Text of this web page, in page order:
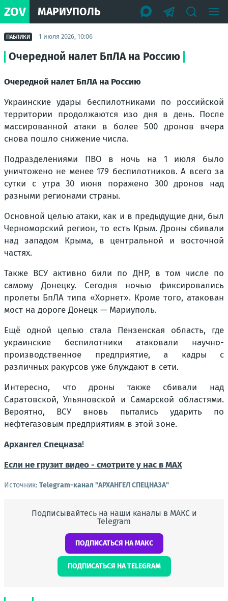
ZOV МАРИУПОЛЬ
ПАБЛИКИ 1 июля 2026, 10:06
Очередной налет БпЛА на Россию
Очередной налет БпЛА на Россию
Украинские удары беспилотниками по российской
территории продолжаются изо дня в день. После
массированной атаки в более 500 дронов вчера
снова пошло снижение числа.
Подразделениями ПВО в ночь на 1 июля было
уничтожено не менее 179 беспилотников. А всего за
сутки с утра 30 июня поражено 300 дронов над
разными регионами страны.
Основной целью атаки, как и в предыдущие дни, был
Черноморский регион, то есть Крым. Дроны сбивали
над западом Крыма, в центральной и восточной
частях.
Также ВСУ активно били по ДНР, в том числе по
самому Донецку. Сегодня ночью фиксировались
пролеты БпЛА типа «Хорнет». Кроме того, атакован
мост на дороге Донецк — Мариуполь.
Ещё одной целью стала Пензенская область, где
украинские беспилотники атаковали научно-
производственное предприятие, а кадры с
различных ракурсов уже блуждают в сети.
Интересно, что дроны также сбивали над
Саратовской, Ульяновской и Самарской областями.
Вероятно, ВСУ вновь пытались ударить по
нефтегазовым предприятиям в этой зоне.
Архангел Спецназа!
Если не грузит видео - смотрите у нас в MAX
Источник: Telegram-канал "АРХАНГЕЛ СПЕЦНАЗА"
Подписывайтесь на наши каналы в МАКС и
Telegram
ПОДПИСАТЬСЯ НА МАКС
ПОДПИСАТЬСЯ НА TELEGRAM